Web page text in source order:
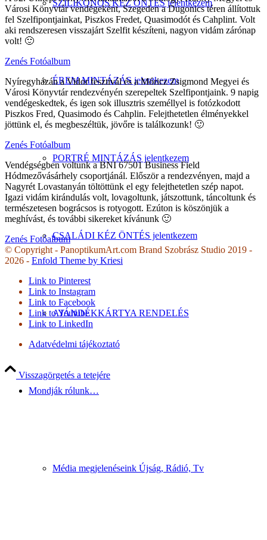
SZILIKONOS KÉZ ÖNTÉS jelentkezem
ÉREM MINTÁZÁS jelentkezem
PORTRÉ MINTÁZÁS jelentkezem
CSALÁDI KÉZ ÖNTÉS jelentkezem
AJÁNDÉKKÁRTYA RENDELÉS
Mondják rólunk…
Média megjelenéseink Újság, Rádió, Tv
Városi Könyvtár vendégeként, Szegeden a Dugonics téren állítottuk
fel Szelfipontjainkat, Piszkos Fredet, Quasimodót és Cahplint. Volt
aki rendszeresen visszajárt Szelfit készíteni, nagyon vidám zárónap
volt! 🙂
Zenés Fotóalbum
Nyíregyházán a Vidor fesztivál és a Móricz Zsigmond Megyei és
Városi Könyvtár rendezvényén szerepeltek Szelfipontjaink. 9 napig
vendégeskedtek, és igen sok illusztris személlyel is fotózkodott
Piszkos Fred, Quasimodo és Cahplin. Felejthetetlen élményekkel
jöttünk el, és megbeszéltük, jövőre is találkozunk! 🙂
Zenés Fotóalbum
Vendégségben voltunk a BNI 67501 Business Field
Hódmezővásárhely csoportjánál. Először a rendezvényen, majd a
Nagyrét Lovastanyán töltöttünk el egy felejthetetlen szép napot.
Igazi vidám kirándulás volt, lovagoltunk, játszottunk, táncoltunk és
természetesen bográcsos is rotyogott. Ezúton is köszönjük a
meghívást, és további sikereket kívánunk 🙂
Zenés Fotóalbum
© Copyright - PanoptikumArt.com Brand Szobrász Studio 2019 -
2026 - Enfold Theme by Kriesi
Link to Pinterest
Link to Instagram
Link to Facebook
Link to Youtube
Link to LinkedIn
Adatvédelmi tájékoztató
Visszagörgetés a tetejére